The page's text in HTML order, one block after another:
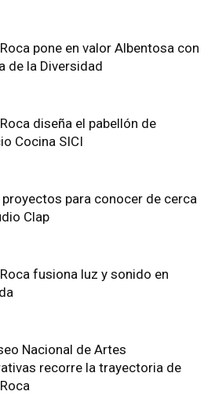
pone en valor Albentosa con
de la Diversidad
diseña el pabellón de
Cocina SICI
proyectos para conocer de cerca
Clap
fusiona luz y sonido en
Nacional de Artes
recorre la trayectoria de